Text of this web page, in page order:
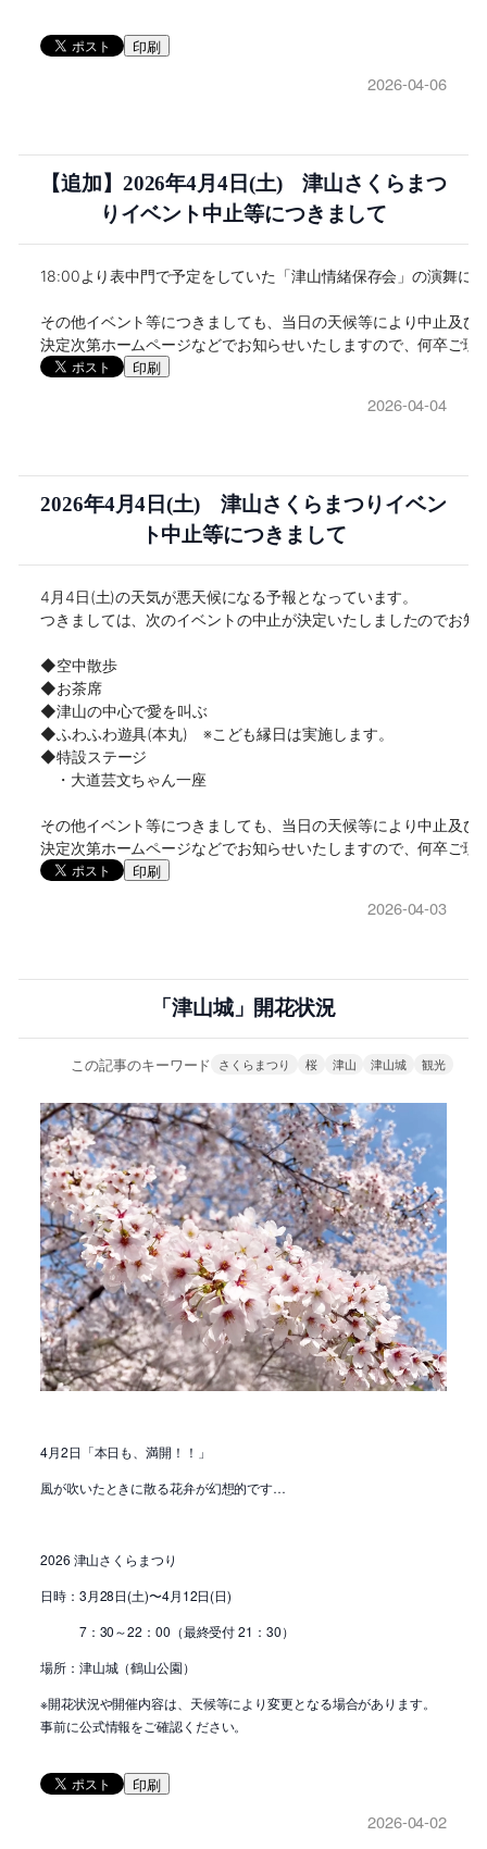
印刷
2026-04-06
【追加】2026年4月4日(土) 津山さくらまつ
りイベント中止等につきまして
18:00より表中門で予定をしていた「津山情緒保存会」の演舞に
その他イベント等につきましても、当日の天候等により中止及
決定次第ホームページなどでお知らせいたしますので、何卒ご理
印刷
2026-04-04
2026年4月4日(土) 津山さくらまつりイベン
ト中止等につきまして
4月4日(土)の天気が悪天候になる予報となっています。
つきましては、次のイベントの中止が決定いたしましたのでお知
◆空中散歩
◆お茶席
◆津山の中心で愛を叫ぶ
◆ふわふわ遊具(本丸)　※こども縁日は実施します。
◆特設ステージ
・大道芸文ちゃん一座
その他イベント等につきましても、当日の天候等により中止及
決定次第ホームページなどでお知らせいたしますので、何卒ご理
印刷
2026-04-03
「津山城」開花状況
この記事のキーワード さくらまつり 桜 津山 津山城 観光
4月2日「本日も、満開！！」
風が吹いたときに散る花弁が幻想的です…
2026 津山さくらまつり
日時：3月28日(土)〜4月12日(日)
7：30～22：00（最終受付 21：30）
場所：津山城（鶴山公園）
※開花状況や開催内容は、天候等により変更となる場合があります。
事前に公式情報をご確認ください。
印刷
2026-04-02